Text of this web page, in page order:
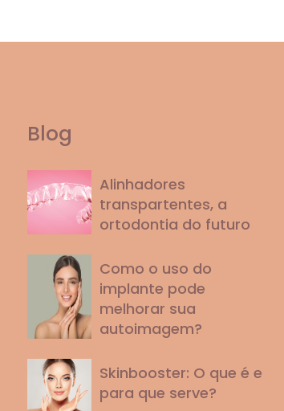
Blog
Alinhadores
transpartentes, a
ortodontia do futuro
Como o uso do
implante pode
melhorar sua
autoimagem?
Skinbooster: O que é e
para que serve?